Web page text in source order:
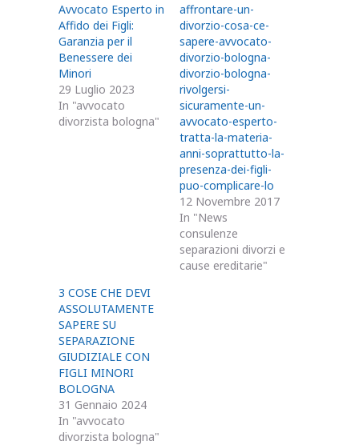
Avvocato Esperto in
Affido dei Figli:
Garanzia per il
Benessere dei
Minori
29 Luglio 2023
In "avvocato
divorzista bologna"
affrontare-un-
divorzio-cosa-ce-
sapere-avvocato-
divorzio-bologna-
divorzio-bologna-
rivolgersi-
sicuramente-un-
avvocato-esperto-
tratta-la-materia-
anni-soprattutto-la-
presenza-dei-figli-
puo-complicare-lo
12 Novembre 2017
In "News
consulenze
separazioni divorzi e
cause ereditarie"
3 COSE CHE DEVI
ASSOLUTAMENTE
SAPERE SU
SEPARAZIONE
GIUDIZIALE CON
FIGLI MINORI
BOLOGNA
31 Gennaio 2024
In "avvocato
divorzista bologna"